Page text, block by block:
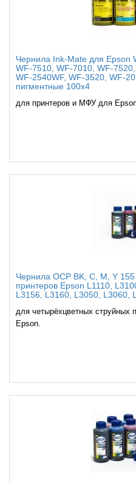
Чернила Ink-Mate для Epson
WF-7510, WF-7010, WF-
WF-2540WF, WF-3520, WF-
пигментные 100x4
для принтеров и МФУ для
Чернила OCP BK, C, M, Y
принтеров Epson L1110,
L3156, L3160, L3050, L3060,
для четырёхцветных струйных
Epson.